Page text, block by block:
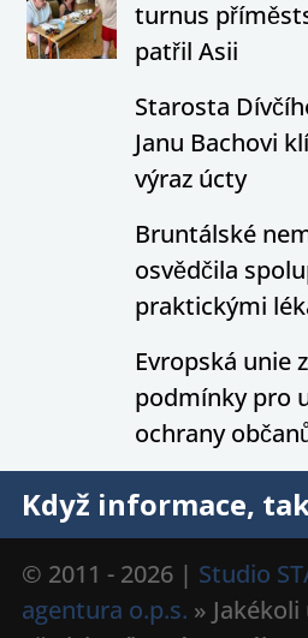
turnus
patřil Asii
Starosta
Janu Bachovi
výraz úcty
Bruntálské
osvědčila
praktickými
Evropská unie
podmínky pro
ochrany
Když informace,
© 2011 - 2026 | Studio
agentura o.p.s. »